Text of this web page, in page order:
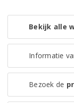
Bekijk alle
Informatie
Bezoek de